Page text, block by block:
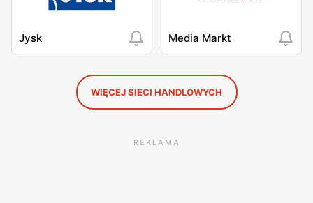
Jysk Media Markt
WIĘCEJ SIECI HANDLOWYCH
REKLAMA